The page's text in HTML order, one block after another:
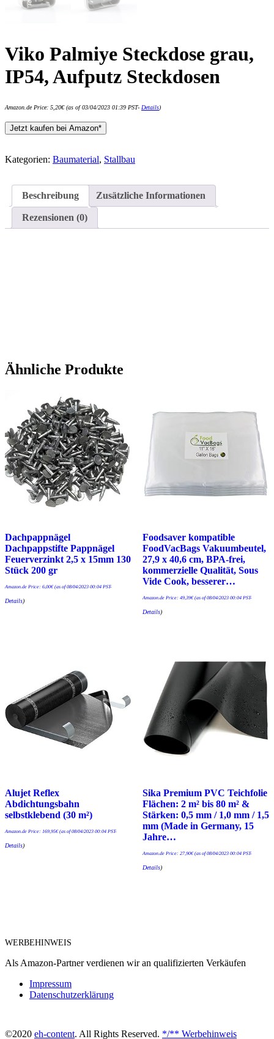
Viko Palmiye Steckdose grau,
IP54, Aufputz Steckdosen
Amazon.de Price: 5,20€(as of 03/04/2023 01:39 PST- Details)
Jetzt kaufen bei Amazon*
Kategorien: Baumaterial, Stallbau
Beschreibung Zusätzliche Informationen
Rezensionen (0)
Ähnliche Produkte
Dachpappnägel
Dachpappstifte Pappnägel
Feuerverzinkt 2,5 x 15mm 130
Stück 200 gr
Amazon.de Price: 6,00€(as of 08/04/2023 00:04 PST-
Details)
Foodsaver kompatible
FoodVacBags Vakuumbeutel,
27,9 x 40,6 cm, BPA-frei,
kommerzielle Qualität, Sous
Vide Cook, besserer…
Amazon.de Price: 49,39€(as of 08/04/2023 00:04 PST-
Details)
Alujet Reflex
Abdichtungsbahn
selbstklebend (30 m²)
Amazon.de Price: 169,95€(as of 08/04/2023 00:04 PST-
Details)
Sika Premium PVC Teichfolie
Flächen: 2 m² bis 80 m² &
Stärken: 0,5 mm / 1,0 mm / 1,5
mm (Made in Germany, 15
Jahre…
Amazon.de Price: 27,90€(as of 08/04/2023 00:04 PST-
Details)
WERBEHINWEIS
Als Amazon-Partner verdienen wir an qualifizierten Verkäufen
Impressum
Datenschutzerklärung
©2020 eh-content. All Rights Reserved. */** Werbehinweis